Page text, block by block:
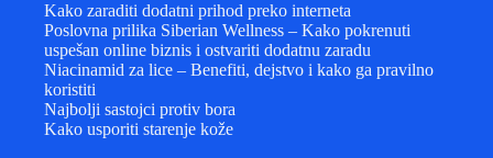
Kako zaraditi dodatni prihod preko interneta
Poslovna prilika Siberian Wellness – Kako pokrenuti
uspešan online biznis i ostvariti dodatnu zaradu
Niacinamid za lice – Benefiti, dejstvo i kako ga pravilno
koristiti
Najbolji sastojci protiv bora
Kako usporiti starenje kože